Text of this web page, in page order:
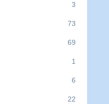
3
73
69
1
6
22